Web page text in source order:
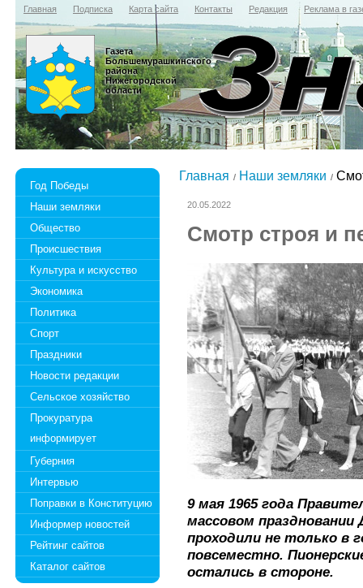
Главная Подписка Карта сайта Контакты Редакция Реклама в
Газета
Большемурашкинского
района
Нижегородской
области
Год Победы
Наши земляки
Общество
Происшествия
Культура и искусство
Экономика
Политика
Спорт
Праздники
Новости редакции
Сельское хозяйство
Прокуратура
информирует
Губерния
Интервью
Поправки в Конституцию
Информер новостей
Рейтинг сайтов
Каталог сайтов
Главная Наши земляки
20.05.2022
Cмотр строя и
9 мая 1965 года
массовом
проходили не только в
повсеместно.
остались в стороне.